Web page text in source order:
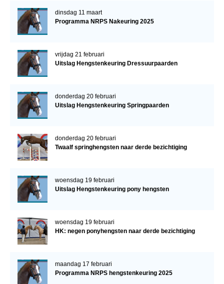
dinsdag 11 maart
Programma NRPS Nakeuring 2025
vrijdag 21 februari
Uitslag Hengstenkeuring Dressuurpaarden
donderdag 20 februari
Uitslag Hengstenkeuring Springpaarden
donderdag 20 februari
Twaalf springhengsten naar derde bezichtiging
woensdag 19 februari
Uitslag Hengstenkeuring pony hengsten
woensdag 19 februari
HK: negen ponyhengsten naar derde bezichtiging
maandag 17 februari
Programma NRPS hengstenkeuring 2025